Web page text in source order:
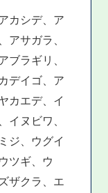
カシデ、ア
アサガラ、
ブラギリ、
デイゴ、ア
カエデ、イ
イヌビワ、
ジ、ウグイ
ツギ、ウ
ザクラ、エ